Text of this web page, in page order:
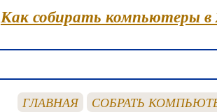
Как собирать компьютеры в
ГЛАВНАЯ СОБРАТЬ